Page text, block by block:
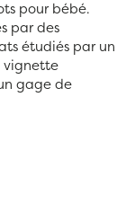
pour bébé.
par des
étudiés par un
vignette
gage de